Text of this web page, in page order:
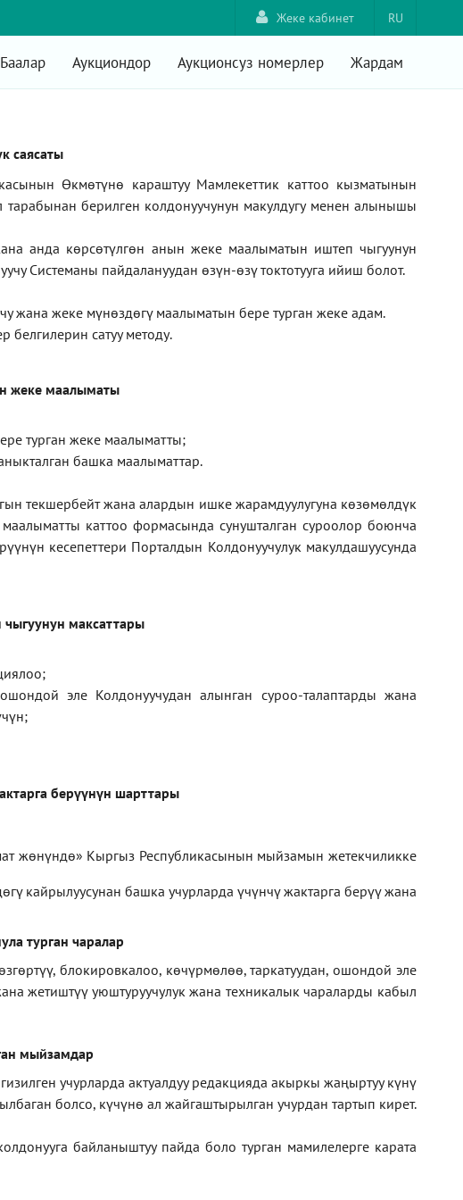
RU
Жеке кабинет
Баалар Аукциондор Аукционсуз номерлер Жардам
саясаты
Өкмөтүнө караштуу Мамлекеттик каттоо кызматынын
берилген колдонуучунун макулдугу менен алынышы
анда көрсөтүлгөн анын жеке маалыматын иштеп чыгуунун
Системаны пайдалануудан өзүн-өзү токтотууга ийиш болот.
жана жеке мүнөздөгү маалыматын бере турган жеке адам.
сатуу методу.
жеке маалыматы
турган жеке маалыматты;
башка маалыматтар.
текшербейт жана алардын ишке жарамдуулугуна көзөмөлдүк
каттоо формасында сунушталган суроолор боюнча
кесепеттери Порталдын Колдонуучулук макулдашуусунда
максаттары
эле Колдонуучудан алынган суроо-талаптарды жана
берүүнүн шарттары
жөнүндө» Кыргыз Республикасынын мыйзамын жетекчиликке
кайрылуусунан башка учурларда үчүнчү жактарга берүү жана
турган чаралар
блокировкалоо, көчүрмөлөө, таркатуудан, ошондой эле
жетиштүү уюштуруучулук жана техникалык чараларды кабыл
мыйзамдар
учурларда актуалдуу редакцияда акыркы жаңыртуу күнү
болсо, күчүнө ал жайгаштырылган учурдан тартып кирет.
байланыштуу пайда боло турган мамилелерге карата